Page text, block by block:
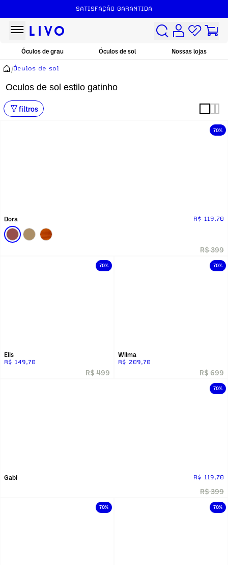
SATISFAÇÃO GARANTIDA
Óculos de grau Óculos de sol Nossas lojas
Oculos de sol estilo gatinho
/Óculos de sol
filtros
70%
Dora R$ 119,70
R$ 399
70%
Elis
R$ 149,70
R$ 499
70%
Wilma
R$ 209,70
R$ 699
70%
Gabi R$ 119,70
R$ 399
70% 70%